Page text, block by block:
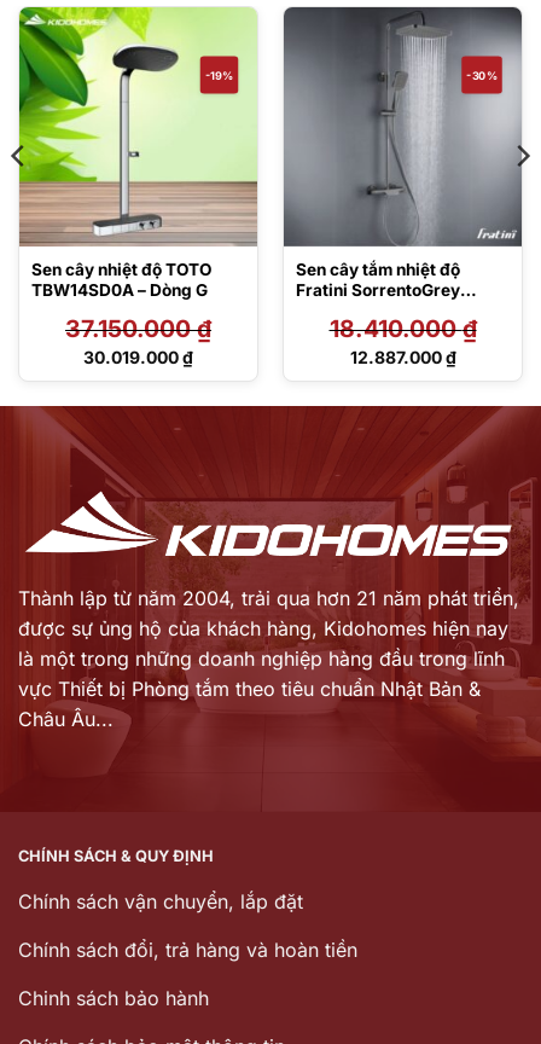
-19%
Sen cây nhiệt độ TOTO
TBW14SD0A – Dòng G
37.150.000₫
Giá
30.019.000₫
Giá
-30%
Sen cây tắm nhiệt độ
Fratini SorrentoGrey
18.410.000₫
Giá
18.410.000 ₫.
12.887.000₫
Giá
12.887.000 ₫.
Thành lập từ năm 2004, trải qua hơn 21 năm phát triển,
được sự ủng hộ của khách hàng, Kidohomes hiện nay
là một trong những doanh nghiệp hàng đầu trong lĩnh
vực Thiết bị Phòng tắm theo tiêu chuẩn Nhật Bản &
Châu Âu...
CHÍNH SÁCH & QUY ĐỊNH
Chính sách vận chuyển, lắp đặt
Chính sách đổi, trả hàng và hoàn tiền
Chinh sách bảo hành